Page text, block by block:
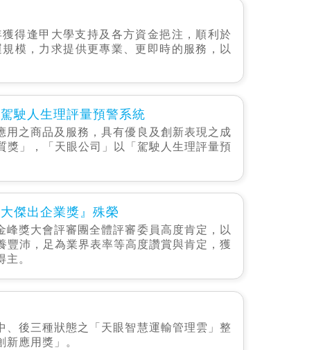
得逢甲大學支持及各方資金挹注，順利於
模，力求提供更專業、更即時的服務，以
駛人生理評量預警系統
之商品及服務，具有優良及創新表現之成
」，「天眼公司」以「駕駛人生理評量預
傑出企業獎』殊榮
獎大會評審團全體評審委員高度肯定，以
豐沛，足為業界表率等高度讚賞與肯定，獲
。
後三種狀態之「天眼智慧運輸管理雲」整
應用獎」。